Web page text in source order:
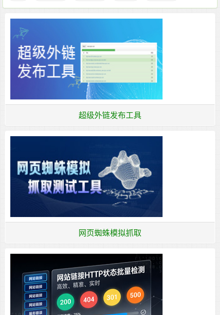
超级外链发布工具
网页蜘蛛模拟抓取